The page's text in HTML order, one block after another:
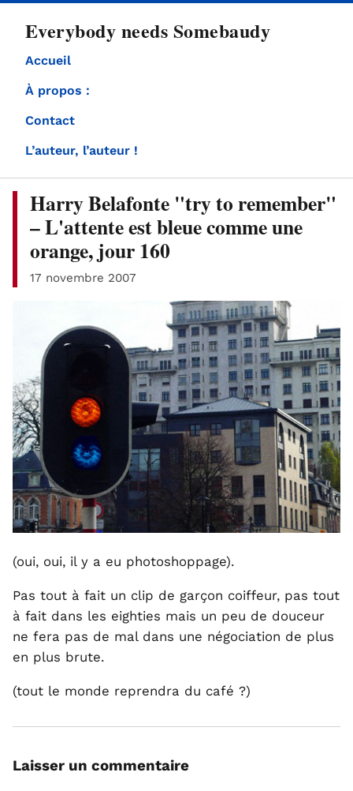
Everybody needs Somebaudy
Accueil
À propos :
Contact
L’auteur, l’auteur !
Harry Belafonte "try to remember"
– L'attente est bleue comme une
orange, jour 160
17 novembre 2007
(oui, oui, il y a eu photoshoppage).
Pas tout à fait un clip de garçon coiffeur, pas tout
à fait dans les eighties mais un peu de douceur
ne fera pas de mal dans une négociation de plus
en plus brute.
(tout le monde reprendra du café ?)
Laisser un commentaire